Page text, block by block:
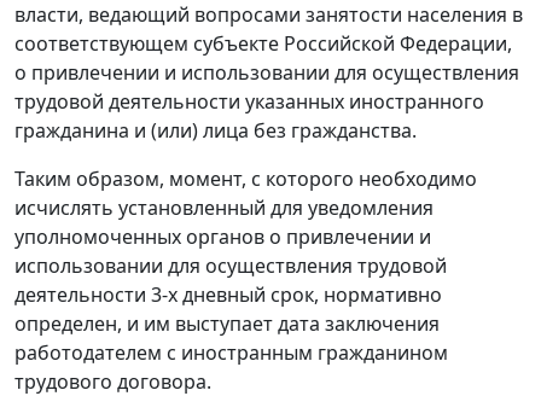
власти, ведающий вопросами занятости населения в
соответствующем субъекте Российской Федерации,
о привлечении и использовании для осуществления
трудовой деятельности указанных иностранного
гражданина и (или) лица без гражданства.
Таким образом, момент, с которого необходимо
исчислять установленный для уведомления
уполномоченных органов о привлечении и
использовании для осуществления трудовой
деятельности 3-х дневный срок, нормативно
определен, и им выступает дата заключения
работодателем с иностранным гражданином
трудового договора.